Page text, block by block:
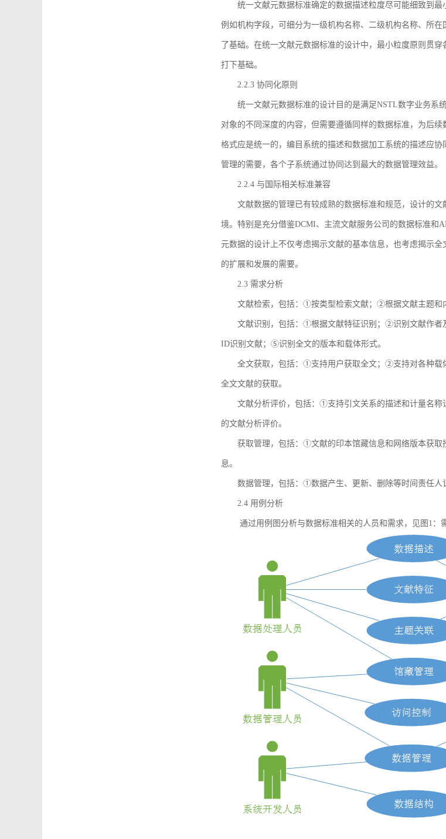
统一文献元数据标准确定的数据描述粒度尽可能细致到
例如机构字段，可细分为一级机构名称、二级机构名称、所
了基础。在统一文献元数据标准的设计中，最小粒度原则贯
打下基础。
2.2.3 协同化原则
统一文献元数据标准的设计目的是满足NSTL数字业务系
对象的不同深度的内容，但需要遵循同样的数据标准，为后
格式应是统一的，编目系统的描述和数据加工系统的描述应
管理的需要，各个子系统通过协同达到最大的数据管理效益。
2.2.4 与国际相关标准兼容
文献数据的管理已有较成熟的数据标准和规范，设计的
境。特别是充分借鉴DCMI、主流文献服务公司的数据标准和
元数据的设计上不仅考虑揭示文献的基本信息，也考虑揭示
的扩展和发展的需要。
2.3 需求分析
文献检索，包括：①按类型检索文献；②根据文献主题和
文献识别，包括：①根据文献特征识别；②识别文献作
ID识别文献；⑤识别全文的版本和载体形式。
全文获取，包括：①支持用户获取全文；②支持对各种载
全文文献的获取。
文献分析评价，包括：①支持引文关系的描述和计量名
的文献分析评价。
获取管理，包括：①文献的印本馆藏信息和网络版本获
息。
数据管理，包括：①数据产生、更新、删除等时间责任
2.4 用例分析
通过用例图分析与数据标准相关的人员和需求，见图1：